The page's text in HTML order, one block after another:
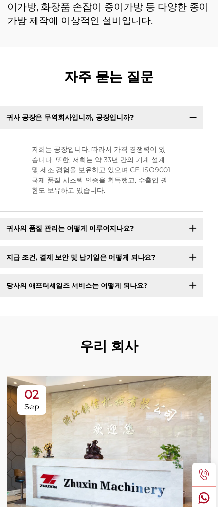
이가방, 화장품 손잡이 종이가방 등 다양한 종이
가방 제작에 이상적인 설비입니다.
자주 묻는 질문
귀사 공장은 무역회사입니까, 공장입니까?
저희는 공장입니다. 따라서 가격 경쟁력이 있
습니다. 또한, 저희는 약 33년 간의 기계 설계
및 제조 경험을 보유하고 있으며 CE, ISO9001
국제 품질 시스템 인증을 획득했고, 수출입 권
한도 보유하고 있습니다.
귀사의 품질 관리는 어떻게 이루어지나요?
지급 조건, 결제 보안 및 납기일은 어떻게 되나요?
당사의 애프터세일즈 서비스는 어떻게 되나요?
우리 회사
02
Sep